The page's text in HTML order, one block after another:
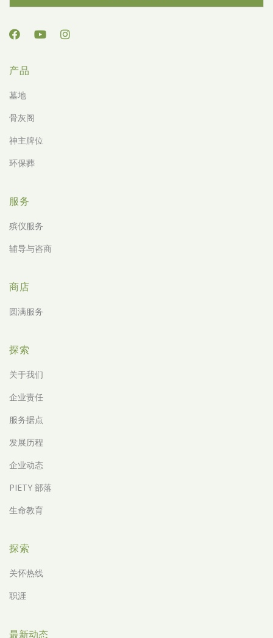
产品
墓地
骨灰阁
神主牌位
环保葬
服务
殡仪服务
辅导与咨商
商店
圆满服务
探索
关于我们
企业责任
服务据点
发展历程
企业动态
PIETY 部落
生命教育
探索
关怀热线
职涯
最新动态